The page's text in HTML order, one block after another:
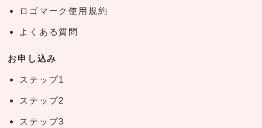
ロゴマーク使用規約
よくある質問
お申し込み
ステップ1
ステップ2
ステップ3